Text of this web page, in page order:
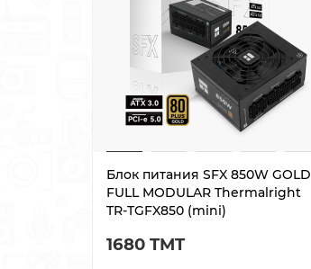
Блок питания SFX 850W GOLD
FULL MODULAR Thermalright
TR-TGFX850 (mini)
1680 TMT